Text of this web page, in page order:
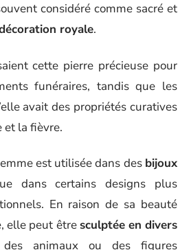
considéré comme sacré et
royale.
cette pierre précieuse pour
funéraires, tandis que les
avait des propriétés curatives
et la fièvre.
est utilisée dans des bijoux
dans certains designs plus
En raison de sa beauté
elle peut être sculptée en divers
animaux ou des figures